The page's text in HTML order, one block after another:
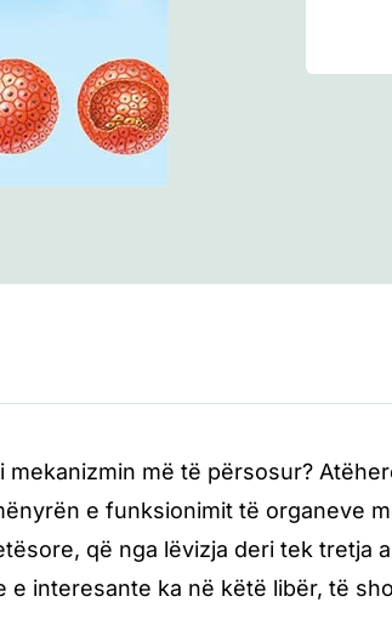
mekanizmin më të përsosur?
e funksionimit të organeve
që nga lëvizja deri tek tretja
e interesante ka në këtë libër, të